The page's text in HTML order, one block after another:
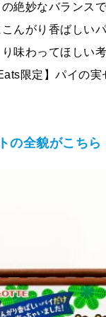
絶妙なバランス
んがり香ばしい
味わってほしい
限定】パイの
の全貌がこちら